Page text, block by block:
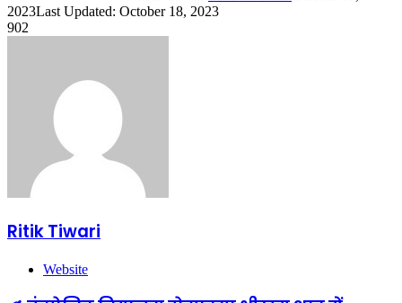
2023Last Updated: October 18, 2023
902
Ritik Tiwari
Website